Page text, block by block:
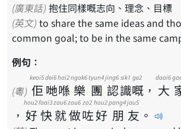
(廣東話) 抱住同樣嘅志向、理念、目標
(英文)
common goal; to be in the same
例句：
(粵) 佢
keoi5
哋
dei6
喺
hai2
樂
ngok6
團
tyun4
認
jing6
識
sik1
嘅
ge2
， 大
daai6
， 好
hou2
快
faai3
就
zau6
做
zou6
咗
zo2
好
hou2
朋
pang4
友
jau5
。